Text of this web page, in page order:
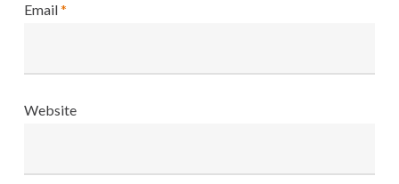
Email*
Website